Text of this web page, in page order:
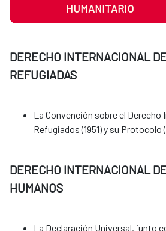
HUMANITARIO
DERECHO INTERNACIONAL
REFUGIADAS
La Convención sobre el Derecho
Refugiados (1951) y su Protocolo
DERECHO INTERNACIONAL
HUMANOS
La Declaración Universal, junto